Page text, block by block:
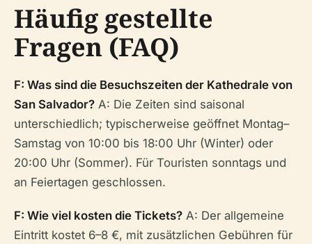
Häufig gestellte
Fragen (FAQ)
F: Was sind die Besuchszeiten der Kathedrale von
San Salvador? A: Die Zeiten sind saisonal
unterschiedlich; typischerweise geöffnet Montag–
Samstag von 10:00 bis 18:00 Uhr (Winter) oder
20:00 Uhr (Sommer). Für Touristen sonntags und
an Feiertagen geschlossen.
F: Wie viel kosten die Tickets? A: Der allgemeine
Eintritt kostet 6–8 €, mit zusätzlichen Gebühren für